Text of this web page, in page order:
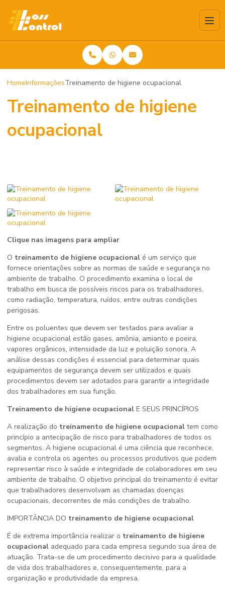
HomeInformaçõesTreinamento de higiene ocupacional
Treinamento de higiene
ocupacional
Clique nas imagens para ampliar
O treinamento de higiene ocupacional é um serviço que
fornece orientações sobre as normas de saúde e segurança no
ambiente de trabalho. O procedimento examina o local de
trabalho em busca de possíveis riscos para os trabalhadores,
como radiação, temperatura, ruídos, entre outras condições
perigosas.
Entre os poluentes que devem ser testados para avaliar a
higiene ocupacional estão gases, amônia, amianto e poeira,
vapores orgânicos, intensidade da luz e poluição sonora. A
análise dessas condições é essencial para determinar quais
equipamentos de segurança devem ser utilizados e quais
procedimentos devem ser adotados para garantir a integridade
dos trabalhadores em sua função.
Treinamento de higiene ocupacional E SEUS PRINCÍPIOS
A realização do treinamento de higiene ocupacional tem como
princípio a antecipação de risco para trabalhadores de todos os
segmentos. A higiene ocupacional é uma ciência que reconhece,
avalia e controla os agentes ou processos produtivos que podem
representar risco à saúde e integridade de colaboradores em seu
ambiente de trabalho. O objetivo principal do treinamento é evitar
que trabalhadores desenvolvam as chamadas doenças
ocupacionais, decorrentes de más condições de trabalho.
IMPORTÂNCIA DO treinamento de higiene ocupacional
É de extrema importância realizar o treinamento de higiene
ocupacional adequado para cada empresa segundo sua área de
atuação. Trata-se de um procedimento decisivo para a qualidade
de vida dos trabalhadores e, consequentemente, para a
organização e produtividade da empresa.